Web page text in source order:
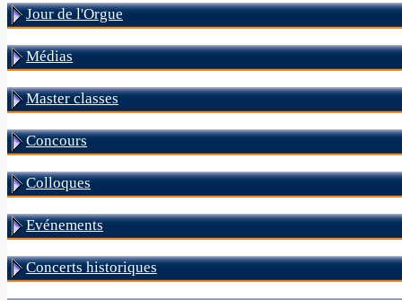
Jour de l'Orgue
Médias
Master classes
Concours
Colloques
Evénements
Concerts historiques